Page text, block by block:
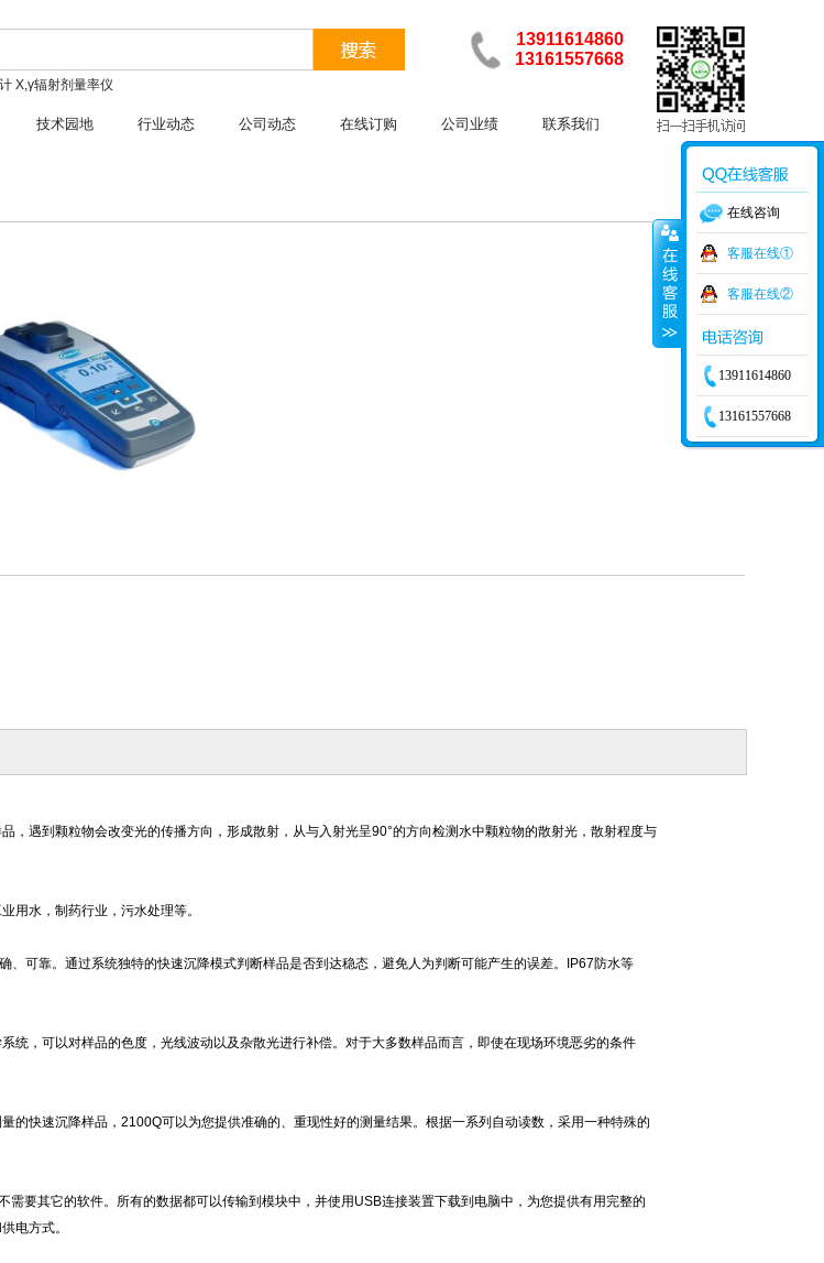
13911614860
13161557668
X,γ辐射剂量率仪
技术园地 行业动态 公司动态 在线订购 公司业绩 联系我们
，遇到颗粒物会改变光的传播方向，形成散射，从与入射光呈90°的方向检测水中颗粒物的散射光，散射程度与
用水，制药行业，污水处理等。
、可靠。 通过系统独特的快速沉降模式判断样品是否到达稳态，避免人为判断可能产生的误差。 IP67防水等
统，可以对样品的色度，光线波动以及杂散光进行补偿。对于大多数样品而言，即使在现场环境恶劣的条件
的快速沉降样品， 2100Q可以为您提供准确的、重现性好的测量结果。根据一系列自动读数，采用一种特殊的
需要其它的软件。所有的数据都可以传输到模块中，并使用 USB连接装置下载到电脑中，为您提供有用完整的
电方式。
在线咨询
客服在线①
客服在线②
13911614860
13161557668